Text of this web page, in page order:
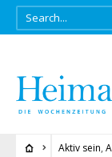
Aktiv sein,